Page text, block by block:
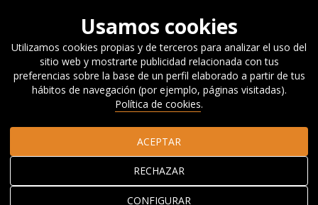
Investigación Publicaciones Informes
Cuadernos
Orkestra
Marcos para la construcción de una gobernanza
colaborativa
Marcos para la
construcción de una
Usamos cookies
Utilizamos cookies propias y de terceros para analizar el uso del
sitio web y mostrarte publicidad relacionada con tus
preferencias sobre la base de un perfil elaborado a partir de tus
hábitos de navegación (por ejemplo, páginas visitadas).
Política de cookies.
CONFIGURAR
RECHAZAR
ACEPTAR